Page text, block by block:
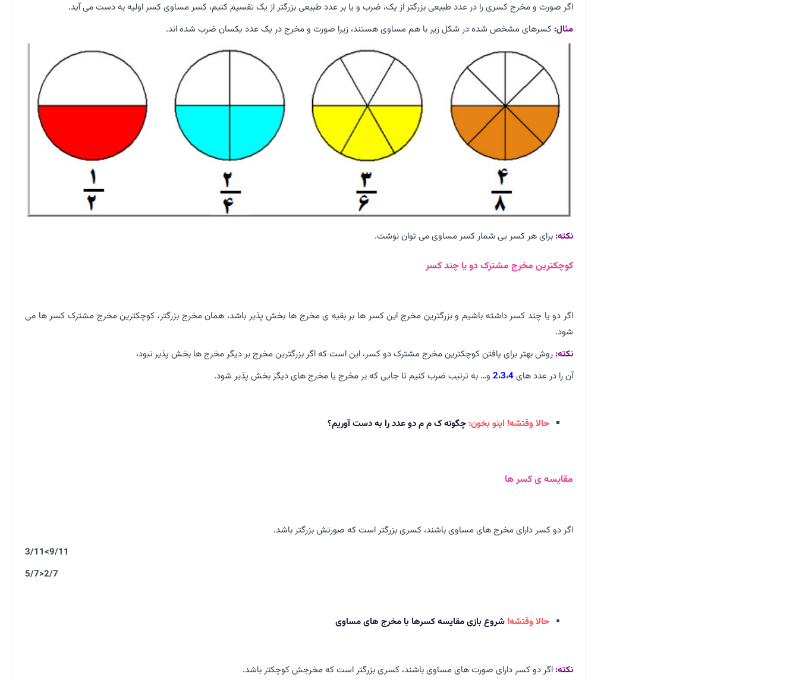
اگر صورت و مخرج کسری را در عدد طبیعی بزرگتر از یک، ضرب و یا بر عدد طبیعی بزرگتر از یک تقسیم کنیم، کسر مساوی کسر اولیه به دست می آید.
مثال: کسرهای مشخص شده در شکل زیر با هم مساوی هستند، زیرا صورت و مخرج در یک عدد یکسان ضرب شده اند.
نکته: برای هر کسر بی شمار کسر مساوی می توان نوشت.
کوچکترین مخرج مشترک دو یا چند کسر
اگر دو یا چند کسر داشته باشیم و بزرگترین مخرج این کسر ها بر بقیه ی مخرج ها بخش پذیر باشد، همان مخرج بزرگتر، کوچکترین مخرج مشترک کسر ها می
شود.
نکته: روش بهتر برای یافتن کوچکترین مخرج مشترک دو کسر، این است که اگر بزرگترین مخرج بر دیگر مخرج ها بخش پذیر نبود،
آن را در عدد های
2،3،4 و… به ترتیب ضرب کنیم تا جایی که بر مخرج یا مخرج های دیگر بخش پذیر شود.
حالا وقتشه! اینو بخون: چگونه ک م م دو عدد را به دست آوریم؟
مقایسه ی کسر ها
اگر دو کسر دارای مخرج های مساوی باشند، کسری بزرگتر است که صورتش بزرگتر باشد.
9/11>3/11
2/7<5/7
حالا وقتشه! شروع بازی مقایسه کسرها با مخرج های مساوی
نکته: اگر دو کسر دارای صورت های مساوی باشند، کسری بزرگتر است که مخرجش کوچکتر باشد.